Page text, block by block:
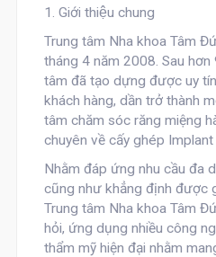
1. Giới thiệu chung
Trung tâm Nha khoa Tâm
tháng 4 năm 2008. Sau
tâm đã tạo dựng được uy
khách hàng, dần trở thành
tâm chăm sóc răng miệng
chuyên về cấy ghép
Nhằm đáp ứng nhu cầu đa
cũng như khẳng định được
Trung tâm Nha khoa Tâm
hỏi, ứng dụng nhiều công
thẩm mỹ hiện đại nhằm